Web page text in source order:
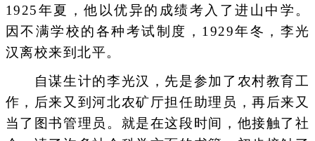
1925年夏，他以优异的成绩考入了进山中学。
因不满学校的各种考试制度，1929年冬，李光
汉离校来到北平。
自谋生计的李光汉，先是参加了农村教育工
作，后来又到河北农矿厅担任助理员，再后来又
当了图书管理员。就是在这段时间，他接触了社